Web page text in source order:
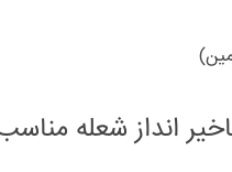
انداز شعله